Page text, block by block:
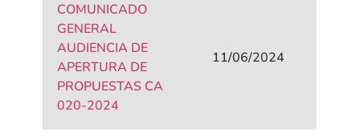
COMUNICADO
GENERAL
AUDIENCIA DE
APERTURA DE
PROPUESTAS CA
020-2024
11/06/2024